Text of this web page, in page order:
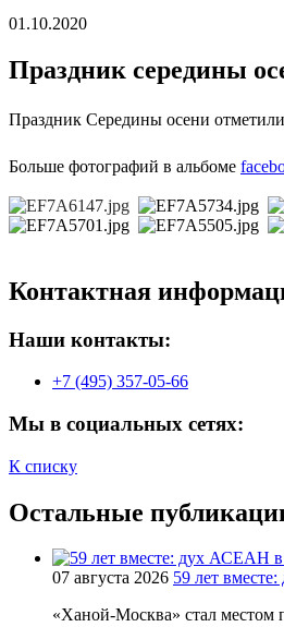
01.10.2020
Праздник середины
Праздник Середины осени
Больше фотографий в альбоме
Контактная
Наши контакты:
+7 (495) 357-05-66
Мы в социальных сетях:
К списку
Остальные
07 августа 2026 59 лет
«Ханой-Москва» стал местом